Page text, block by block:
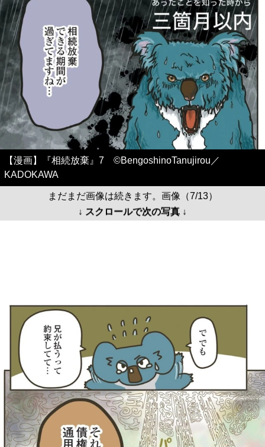
【漫画】『相続放棄』7 ©BengoshinoTanujirou／
KADOKAWA
まだまだ画像は続きます。画像（7/13）
↓ スクロールで次の写真 ↓